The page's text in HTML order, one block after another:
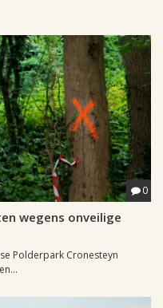
0
wegens onveilige
Polderpark Cronesteyn